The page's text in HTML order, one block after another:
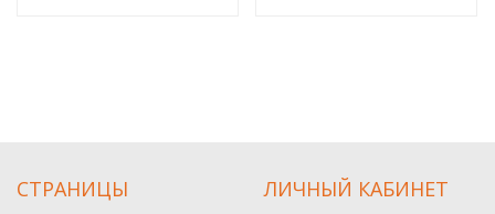
СТРАНИЦЫ ЛИЧНЫЙ КАБИНЕТ